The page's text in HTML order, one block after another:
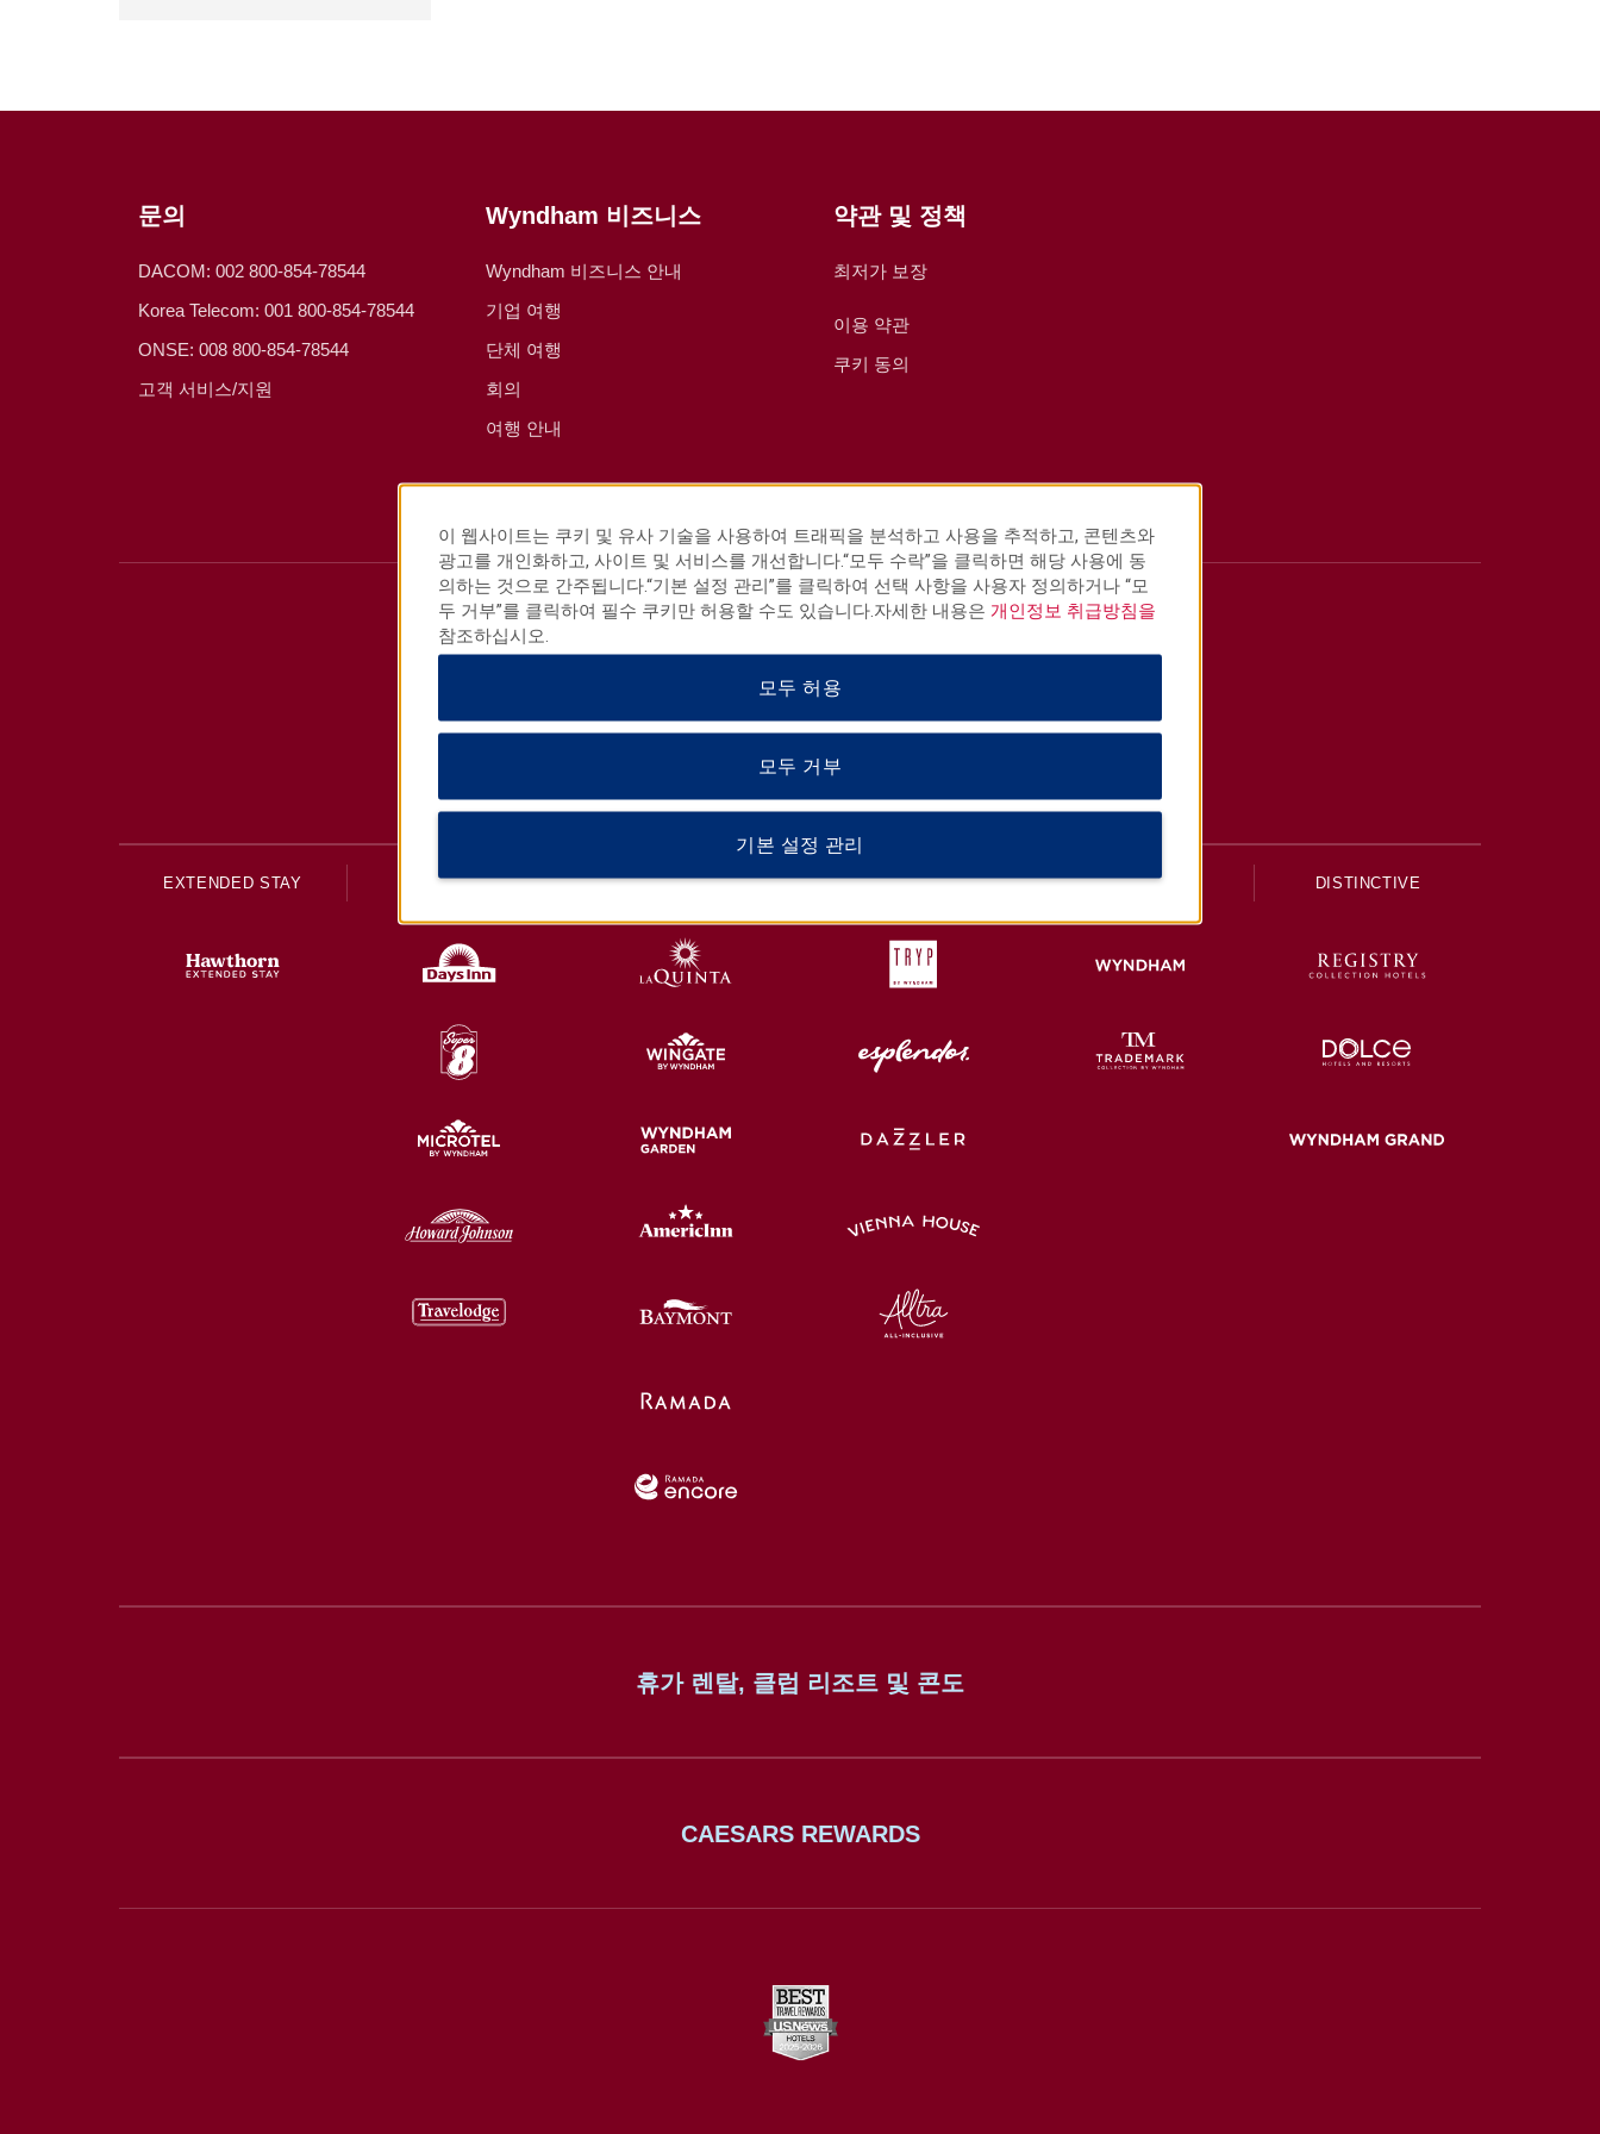
문의
DACOM: 002 800-854-78544
Korea Telecom: 001 800-854-78544
ONSE: 008 800-854-78544
고객 서비스/지원
Wyndham 비즈니스
Wyndham 비즈니스 안내
기업 여행
단체 여행
회의
여행 안내
약관 및 정책
최저가 보장
이용 약관
쿠키 동의
HOTELS BY WYNDHAM
EXTENDED STAY ECONOMY MIDSCALE LIFESTYLE UPSCALE DISTINCTIVE
휴가 렌탈, 클럽 리조트 및 콘도
CAESARS REWARDS
이 웹사이트는 쿠키 및 유사 기술을 사용하여 트래픽을 분석하고 사용을 추적하고, 콘텐츠와
광고를 개인화하고, 사이트 및 서비스를 개선합니다.“모두 수락”을 클릭하면 해당 사용에 동
의하는 것으로 간주됩니다.“기본 설정 관리”를 클릭하여 선택 사항을 사용자 정의하거나 “모
두 거부”를 클릭하여 필수 쿠키만 허용할 수도 있습니다.자세한 내용은 개인정보 취급방침을
참조하십시오.
모두 허용
모두 거부
기본 설정 관리